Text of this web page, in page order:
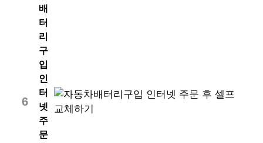
6
배
터
리
구
입
인
터
넷
주
문